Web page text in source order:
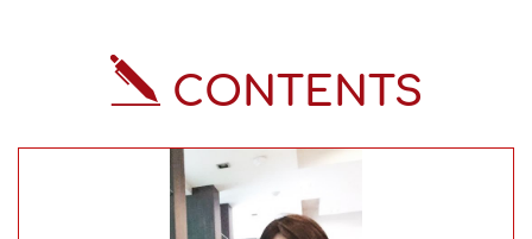
จำนวนหน้า:
ภาษา:
CONTENTS